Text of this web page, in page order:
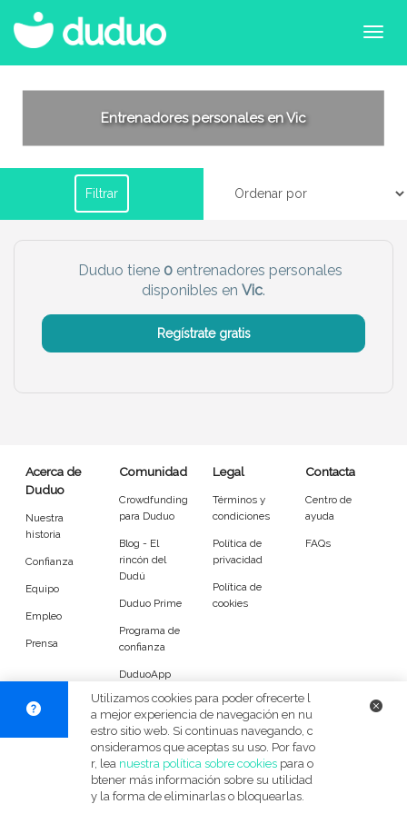
Entrenadores personales en Vic
Filtrar
Filtrar por horario
Tu dudú ideal
Chico Chica
Más servicio del dudú
Tenis Voleibol
Idiomas del dudú
Cerrar Filtrar
Duduo tiene 0 entrenadores personales
disponibles en Vic.
Regístrate gratis
Acerca de
Duduo
Nuestra
historia
Confianza
Equipo
Empleo
Prensa
Comunidad
Crowdfunding
para Duduo
Blog - El
rincón del
Dudú
Duduo Prime
Programa de
confianza
DuduoApp
Legal
Términos y
condiciones
Política de
privacidad
Política de
cookies
Contacta
Centro de
ayuda
FAQs
© Duduo 2026 Facebook
Utilizamos cookies para poder ofrecerte l
a mejor experiencia de navegación en nu
estro sitio web. Si continuas navegando, c
onsideramos que aceptas su uso. Por favo
r, lea nuestra política sobre cookiespara o
btener más información sobre su utilidad
y la forma de eliminarlas o bloquearlas.